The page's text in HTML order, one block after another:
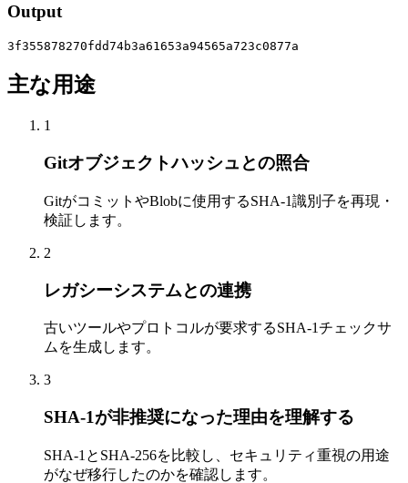
Output
3f355878270fdd74b3a61653a94565a723c0877a
主な用途
1
Gitオブジェクトハッシュとの照合
GitがコミットやBlobに使用するSHA-1識別子を再現・
検証します。
2
レガシーシステムとの連携
古いツールやプロトコルが要求するSHA-1チェックサ
ムを生成します。
3
SHA-1が非推奨になった理由を理解する
SHA-1とSHA-256を比較し、セキュリティ重視の用途
がなぜ移行したのかを確認します。